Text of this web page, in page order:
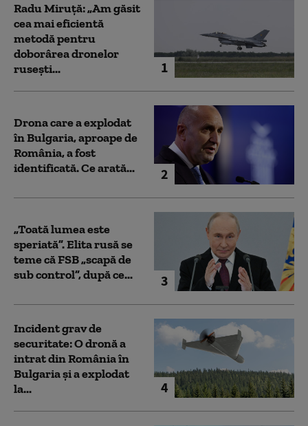
1
Radu Miruță: „Am găsit
cea mai eficientă
metodă pentru
doborârea dronelor
rusești...
2
Drona care a explodat
în Bulgaria, aproape de
România, a fost
identificată. Ce arată...
3
„Toată lumea este
speriată”. Elita rusă se
teme că FSB „scapă de
sub control”, după ce...
4
Incident grav de
securitate: O dronă a
intrat din România în
Bulgaria şi a explodat
la...